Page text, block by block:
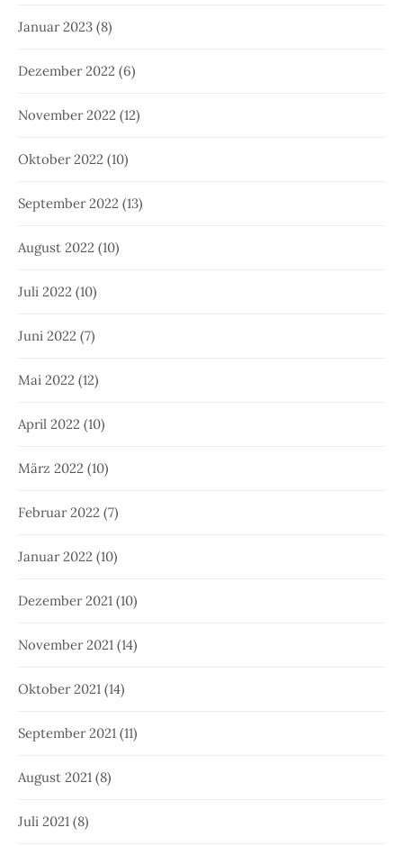
Januar 2023 (8)
Dezember 2022 (6)
November 2022 (12)
Oktober 2022 (10)
September 2022 (13)
August 2022 (10)
Juli 2022 (10)
Juni 2022 (7)
Mai 2022 (12)
April 2022 (10)
März 2022 (10)
Februar 2022 (7)
Januar 2022 (10)
Dezember 2021 (10)
November 2021 (14)
Oktober 2021 (14)
September 2021 (11)
August 2021 (8)
Juli 2021 (8)